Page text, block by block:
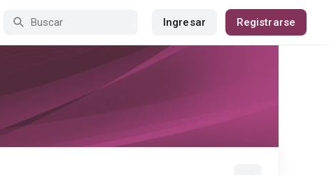
Ingresar Registrarse